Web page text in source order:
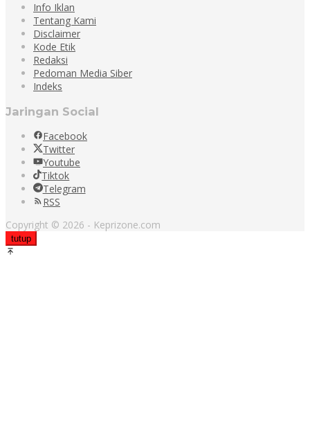
Info Iklan
Tentang Kami
Disclaimer
Kode Etik
Redaksi
Pedoman Media Siber
Indeks
Jaringan Social
Facebook
Twitter
Youtube
Tiktok
Telegram
RSS
Copyright © 2026 - Keprizone.com
tutup